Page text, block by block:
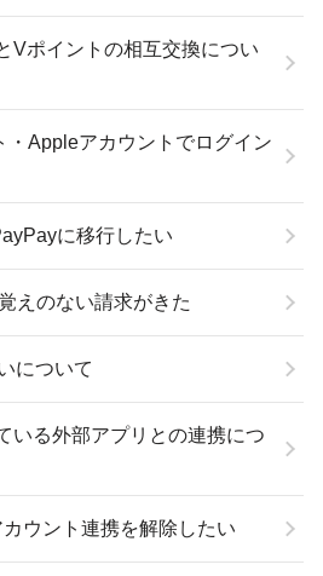
Vポイントの相互交換につい
・Appleアカウントでログイン
に移行したい
えのない請求がきた
について
いる外部アプリとの連携につ
ウント連携を解除したい